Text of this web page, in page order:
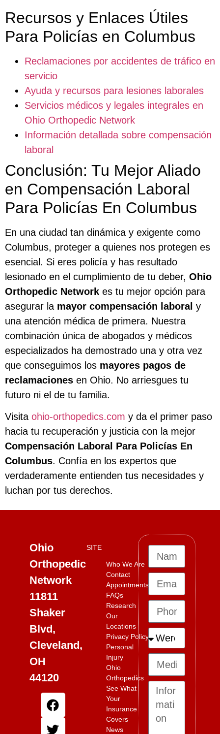
Recursos y Enlaces Útiles
Para Policías en Columbus
Reclamaciones por accidentes de tráfico en
servicio
Ayuda y recursos para lesiones laborales
Servicios médicos y legales integrales en
Ohio Orthopedic Network
Información detallada sobre compensación
laboral
Conclusión: Tu Mejor Aliado
en Compensación Laboral
Para Policías En Columbus
En una ciudad tan dinámica y exigente como
Columbus, proteger a quienes nos protegen es
esencial. Si eres policía y has resultado
lesionado en el cumplimiento de tu deber, Ohio
Orthopedic Network es tu mejor opción para
asegurar la mayor compensación laboral y
una atención médica de primera. Nuestra
combinación única de abogados y médicos
especializados ha demostrado una y otra vez
que conseguimos los mayores pagos de
reclamaciones en Ohio. No arriesgues tu
futuro ni el de tu familia.
Visita ohio-orthopedics.com y da el primer paso
hacia tu recuperación y justicia con la mejor
Compensación Laboral Para Policías En
Columbus. Confía en los expertos que
verdaderamente entienden tus necesidades y
luchan por tus derechos.
Ohio
Orthopedic
Network
11811
Shaker
Blvd,
Cleveland,
OH
44120
SITE
Who We Are
Contact
Appointments
FAQs
Research
Our
Locations
Privacy Policy
Personal
Injury
Ohio
Orthopedics
See What
Your
Insurance
Covers
News